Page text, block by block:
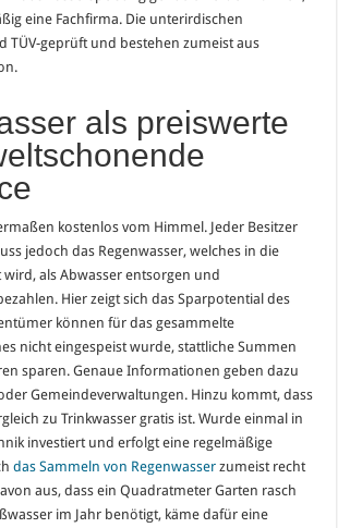
eine Fachfirma. Die unterirdischen
TÜV-geprüft und bestehen zumeist aus
als preiswerte
kostenlos vom Himmel. Jeder Besitzer
jedoch das Regenwasser, welches in die
als Abwasser entsorgen und
Hier zeigt sich das Sparpotential des
können für das gesammelte
nicht eingespeist wurde, stattliche Summen
sparen. Genaue Informationen geben dazu
Gemeindeverwaltungen. Hinzu kommt, dass
zu Trinkwasser gratis ist. Wurde einmal in
investiert und erfolgt eine regelmäßige
das Sammeln von Regenwasser zumeist recht
aus, dass ein Quadratmeter Garten rasch
im Jahr benötigt, käme dafür eine